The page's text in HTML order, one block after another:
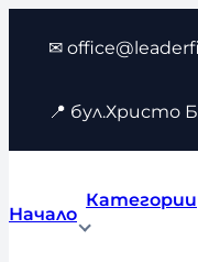
съдържанието
✉
📍 бул.Христо
Начало
Категории